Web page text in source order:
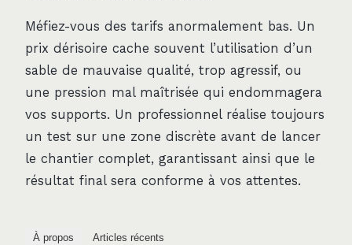
Méfiez-vous des tarifs anormalement bas. Un
prix dérisoire cache souvent l’utilisation d’un
sable de mauvaise qualité, trop agressif, ou
une pression mal maîtrisée qui endommagera
vos supports. Un professionnel réalise toujours
un test sur une zone discrète avant de lancer
le chantier complet, garantissant ainsi que le
résultat final sera conforme à vos attentes.
À propos Articles récents